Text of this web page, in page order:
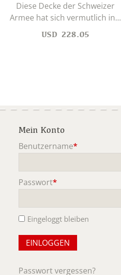
Diese Decke der Schweizer
Armee hat sich vermutlich in...
USD 228.05
Mein Konto
Benutzername*
Passwort*
Eingeloggt bleiben
Passwort vergessen?